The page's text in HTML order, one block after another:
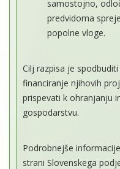
samostojno,
predvidoma
popolne vloge.
Cilj razpisa je
financiranje njihovih
prispevati k ohranjanju
gospodarstvu.
Podrobnejše
strani Slovenskega